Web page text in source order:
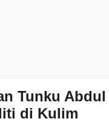
Tunku
di Kulim